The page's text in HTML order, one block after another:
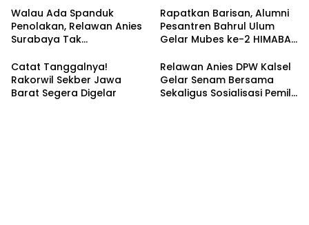
Walau Ada Spanduk
Penolakan, Relawan Anies
Surabaya Tak
Rapatkan Barisan, Alumni
Pesantren Bahrul Ulum
Gelar Mubes ke-2 HIMABAS
Semarang
Catat Tanggalnya!
Rakorwil Sekber Jawa
Barat Segera Digelar
Relawan Anies DPW Kalsel
Gelar Senam Bersama
Sekaligus Sosialisasi Pemilu